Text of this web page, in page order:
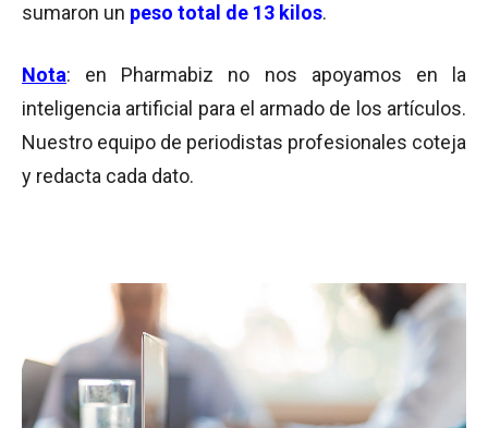
sumaron un peso total de 13 kilos.
Nota: en Pharmabiz no nos apoyamos en la
inteligencia artificial para el armado de los artículos.
Nuestro equipo de periodistas profesionales coteja
y redacta cada dato.